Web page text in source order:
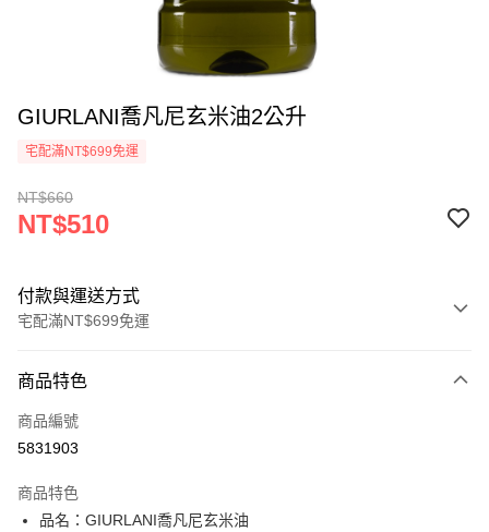
GIURLANI喬凡尼玄米油2公升
宅配滿NT$699免運
NT$660
NT$510
付款與運送方式
宅配滿NT$699免運
信用卡一次付款
Apple Pay
悠遊付
商品特色
商品編號
5831903
商品特色
品名：GIURLANI喬凡尼玄米油